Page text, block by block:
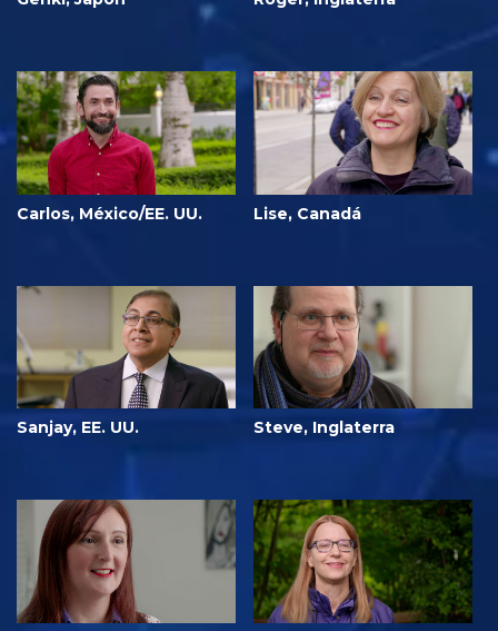
Carlos, México/EE. UU. Lise, Canadá
Sanjay, EE. UU. Steve, Inglaterra